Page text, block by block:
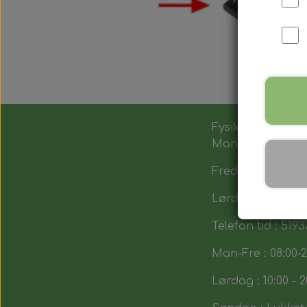
Fysik butik :
Man-Tors : 12:00
Fredag : 14:00 -
Lørdag : 10:00-
Telefon tid :
Man-Fre : 08:00-
Lørdag : 10:00 -